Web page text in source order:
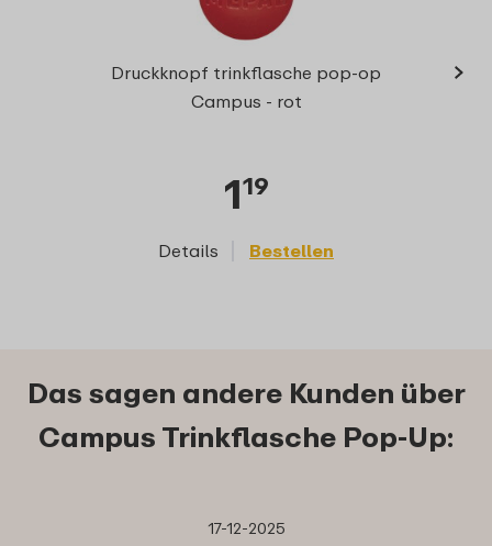
Druckknopf trinkflasche pop-op
Campus - rot
119
Details Bestellen
›
Das sagen andere Kunden über
Campus Trinkflasche Pop-Up:
17-12-2025